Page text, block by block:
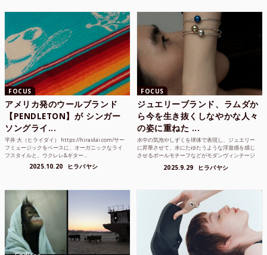
FOCUS
アメリカ発のウールブランド
【PENDLETON】が シンガー
ソングライ...
平井 大（ヒライダイ） https://hiraidai.com/サー
フミュージックをベースに、オーガニックなライ
フスタイルと、ウクレレ&ギター...
2025.10.20 ヒラバヤシ
FOCUS
ジュエリーブランド、ラムダか
ら今を生き抜くしなやかな人々
の姿に重ねた ...
水中の気泡やしずくを球体で表現し、ジュエリー
に昇華させて、水にたゆたうような浮遊感を感じ
させるボールモチーフなどがモダンヴィンテージ
2025.9.29 ヒラバヤシ